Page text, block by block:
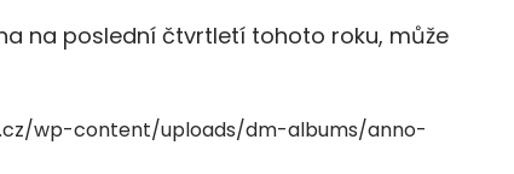
na poslední čtvrtletí tohoto roku, může
wp-content/uploads/dm-albums/anno-